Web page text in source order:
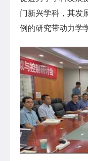
门新兴学科，其发
例的研究带动力学